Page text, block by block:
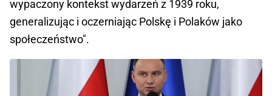
wypaczony kontekst wydarzeń z 1939 roku,
generalizując i oczerniając Polskę i Polaków jako
społeczeństwo".